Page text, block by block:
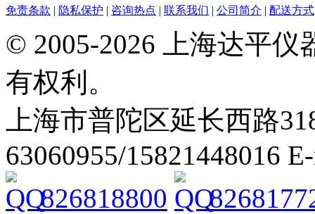
免责条款 | 隐私保护 | 咨询热点 | 联系我们 | 公司简介 | 配送方式
© 2005-2026 上海达平
有权利。
上海市普陀区延长西路
63060955/15821448016
826818800